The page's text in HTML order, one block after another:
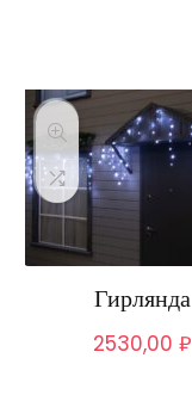
Гирлянда
2530,00 ₽